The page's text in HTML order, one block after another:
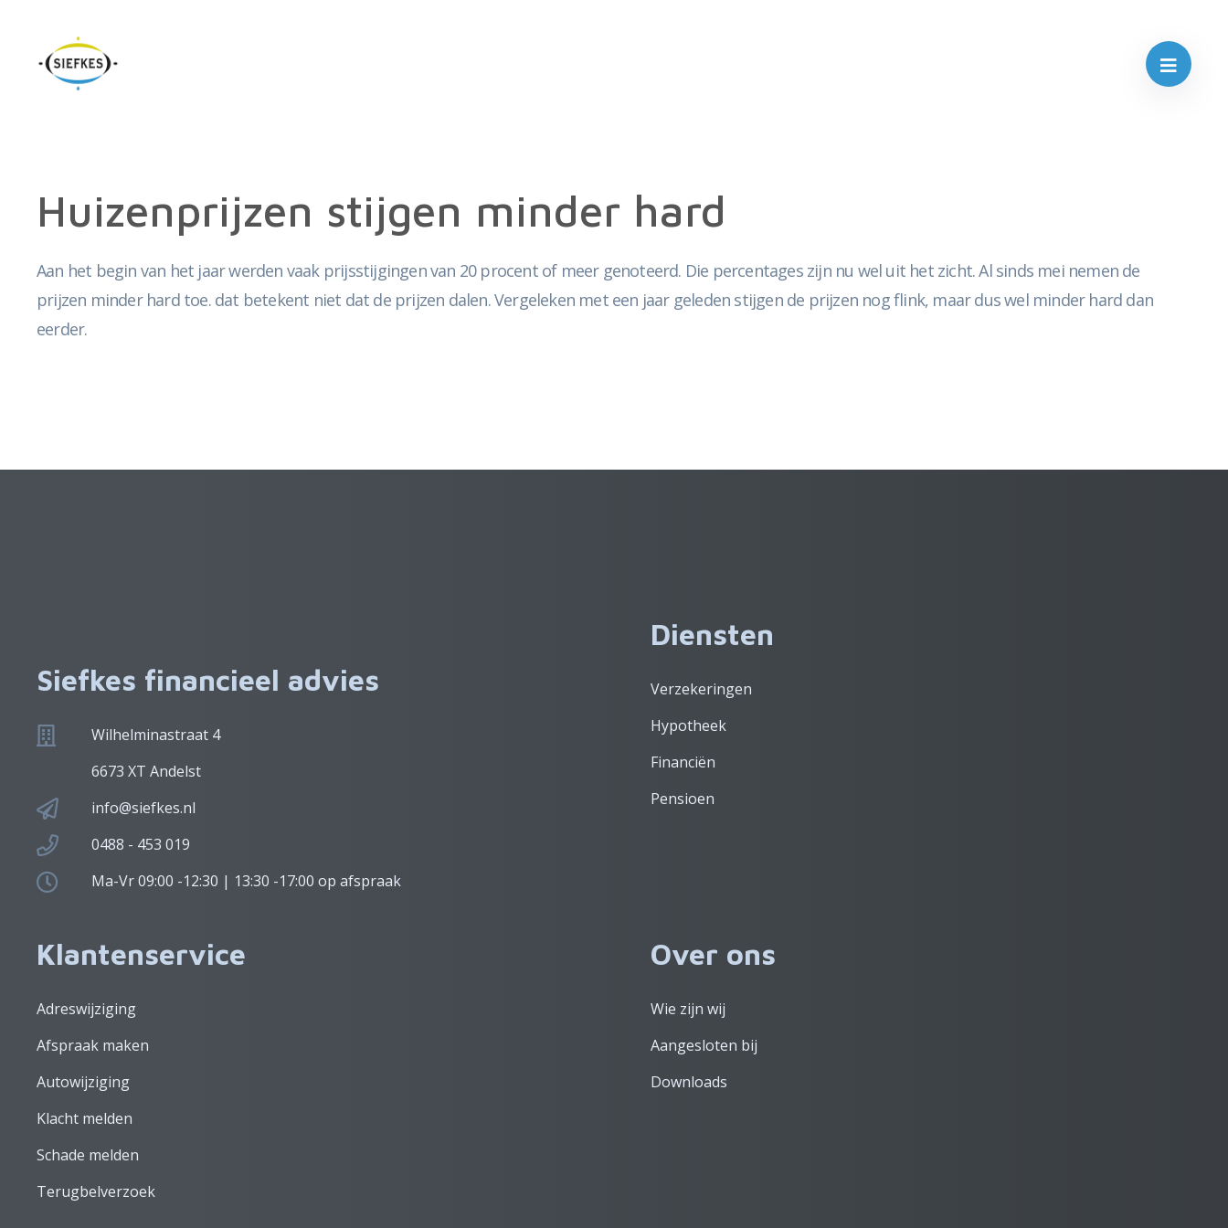
Huizenprijzen stijgen minder hard
Aan het begin van het jaar werden vaak prijsstijgingen van 20 procent of meer genoteerd. Die percentages zijn nu wel uit het zicht. Al sinds mei nemen de
prijzen minder hard toe. dat betekent niet dat de prijzen dalen. Vergeleken met een jaar geleden stijgen de prijzen nog flink, maar dus wel minder hard dan
eerder.
Siefkes financieel advies
Wilhelminastraat 4
6673 XT Andelst
info@siefkes.nl
0488 - 453 019
Ma-Vr 09:00 -12:30 | 13:30 -17:00 op afspraak
Diensten
Verzekeringen
Hypotheek
Financiën
Pensioen
Klantenservice
Adreswijziging
Afspraak maken
Autowijziging
Klacht melden
Schade melden
Terugbelverzoek
Over ons
Wie zijn wij
Aangesloten bij
Downloads